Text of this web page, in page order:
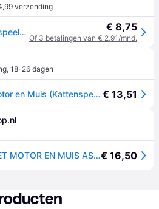
verzending
Trixie Turbinio Bal Kattenspeelgoed 1 stuk € 8,75
Of 3 betalingen van € 2,91/mnd.
, 18-26 dagen
Trixie Turbinio Bal met Motor en Muis (Kattenspeeltje), Kattenspeelgoed € 13,51
TRIXIE BAL TURBINIO MET MOTOR EN MUIS ASSORTI 9X9X9 CM€ 16,50